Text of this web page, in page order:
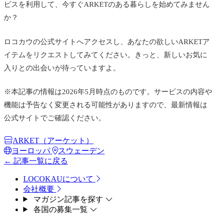
ビスを利用して、今すぐARKETのある暮らしを始めてみません
か？
ロコカウの公式サイトへアクセスし、あなたの欲しいARKETア
イテムをリクエストしてみてください。きっと、新しいお気に
入りとの出会いが待っていますよ。
※本記事の情報は2026年5月時点のものです。サービスの内容や
機能は予告なく変更される可能性がありますので、最新情報は
公式サイトでご確認ください。
ARKET（アーケット）
ヨーロッパ
スウェーデン
← 記事一覧に戻る
LOCOKAUについて
会社概要
マガジン記事を探す
各国の募集一覧